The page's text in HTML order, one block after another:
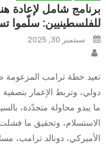
برنامج شامل لإعادة
للفلسطينيين: سلّموا
Posted
onسبتمبر 30, 2025
تعيد خطة ترامب المزعومة
دولي، وتربط الإعمار
ما يبدو محاولة متجدّدة،
الاستسلام، وتحقيق ما
الأميركي، دونالد